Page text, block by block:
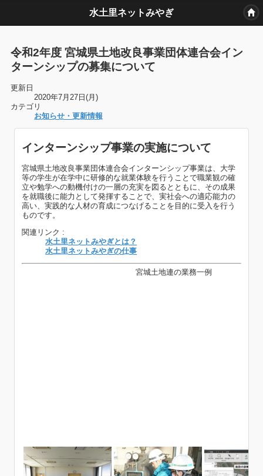
水土里ネットみやぎ
令和2年度 宮城県土地改良事業団体連合会イン
ターンシップの募集について
更新日
2020年7月27日(月)
カテゴリ
お知らせ・更新情報
インターンシップ事業の実施について
宮城県土地改良事業団体連合会インターンシップ事業は、大学
等の学生が在学中に研修的な就業体験を行うことで職業観の確
立や勉学への動機付けの一層の充実を図るとともに、その成果
を就職後に能力として発揮することで、実社会への適応能力の
高い、実践的な人材の育成につなげることを目的に受入を行う
ものです。
関連リンク :
水土里ネットみやぎとは？
水土里ネットみやぎの仕事
宮城土地連の業務一例